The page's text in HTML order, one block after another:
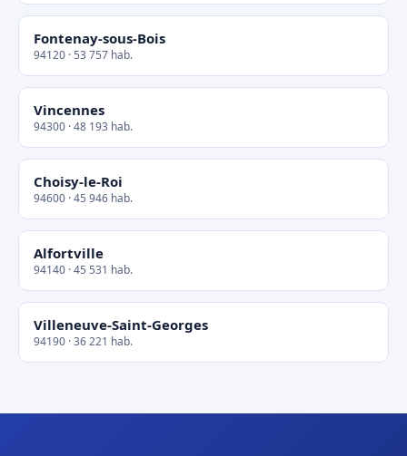
Fontenay-sous-Bois
94120 · 53 757 hab.
Vincennes
94300 · 48 193 hab.
Choisy-le-Roi
94600 · 45 946 hab.
Alfortville
94140 · 45 531 hab.
Villeneuve-Saint-Georges
94190 · 36 221 hab.